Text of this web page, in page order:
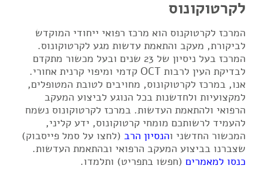
לקרטוקונוס
המרכז לקרטוקנוס הוא מרכז רפואי ייחודי המוקדש
לביקורת, מעקב והתאמת עדשות מגע לקרטוקונוס.
המרכז בעל ניסיון של 23 שנים ובעל מכשור מתקדם
לבדיקת העין לרבות OCT קדמי ומיפוי קרנית אחורי.
אנו, במרכז לקרטוקונוס, מחויבים לטובת המטופלים,
למקצועיות ולחדשנות בכל הנוגע לביצוע המעקב
הרפואי ולהתאמת העדשות. במרכז לקרטוקונוס נשמח
להעמיד לרשותכם מומחי קרטוקונוס, ידע קליני,
המכשור החדשני והנסיון הרב (לחצו על סמל פייסבוק)
שצברנו בביצוע המעקב הרפואי ובהתאמת העדשות.
כנסו למאמרים (חפשו בתפריט) ותלמדו.